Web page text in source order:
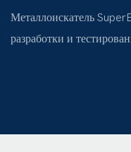
Металлоискатель
разработки и